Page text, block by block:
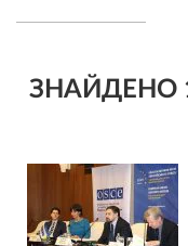
ЗНАЙДЕНО